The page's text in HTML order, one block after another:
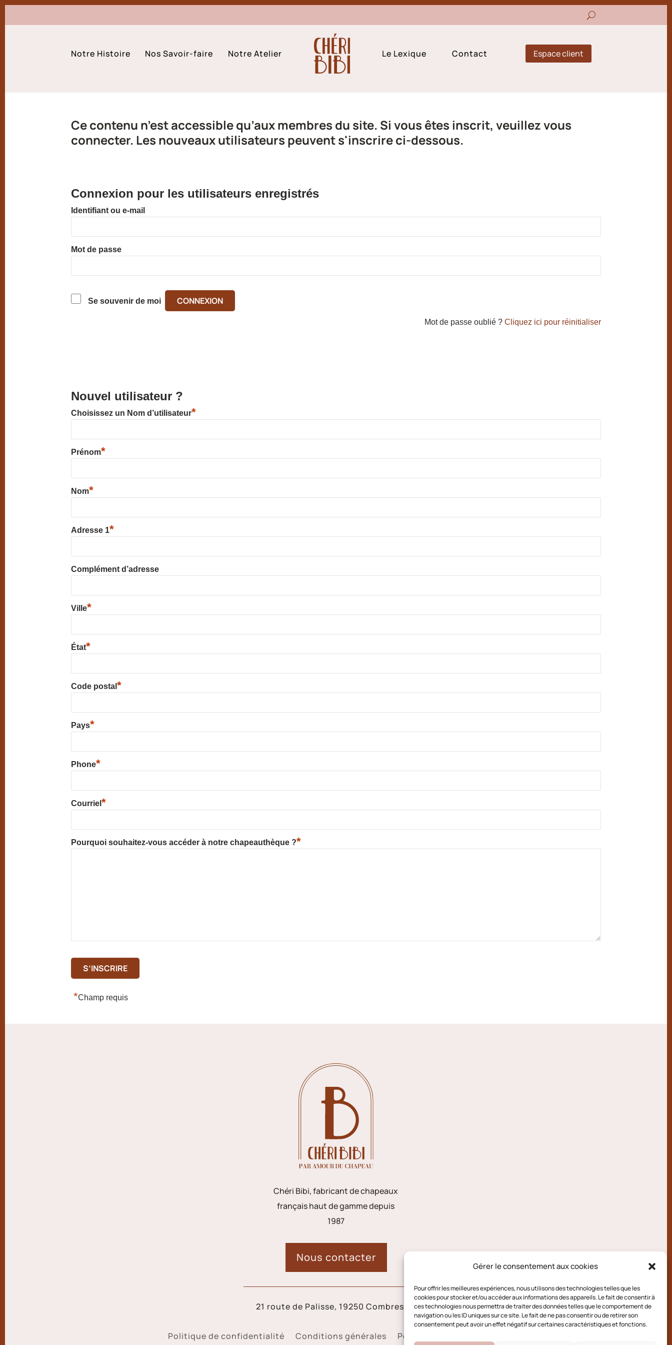
Gérer le consentement aux cookies
Pour offrir les meilleures expériences, nous utilisons des technologies telles que les
cookies pour stocker et/ou accéder aux informations des appareils. Le fait de consentir à
ces technologies nous permettra de traiter des données telles que le comportement de
navigation ou les ID uniques sur ce site. Le fait de ne pas consentir ou de retirer son
consentement peut avoir un effet négatif sur certaines caractéristiques et fonctions.
Notre Histoire Nos Savoir-faire Notre Atelier Le Lexique Contact Espace client
Ce contenu n’est accessible qu’aux membres du site. Si vous êtes inscrit, veuillez vous
connecter. Les nouveaux utilisateurs peuvent s'inscrire ci-dessous.
Connexion pour les utilisateurs enregistrés
Identifiant ou e-mail
Mot de passe
Se souvenir de moi
Mot de passe oublié ? Cliquez ici pour réinitialiser
Nouvel utilisateur ?
Choisissez un Nom d’utilisateur*
Prénom*
Nom*
Adresse 1*
Complément d’adresse
Ville*
État*
Code postal*
Pays*
Phone*
Courriel*
Pourquoi souhaitez-vous accéder à notre chapeauthèque ?*
*Champ requis
Chéri Bibi, fabricant de chapeaux
français haut de gamme depuis
1987
Nous contacter
21 route de Palisse, 19250 Combressol
Politique de confidentialité Conditions générales Politique de cookies (UE)